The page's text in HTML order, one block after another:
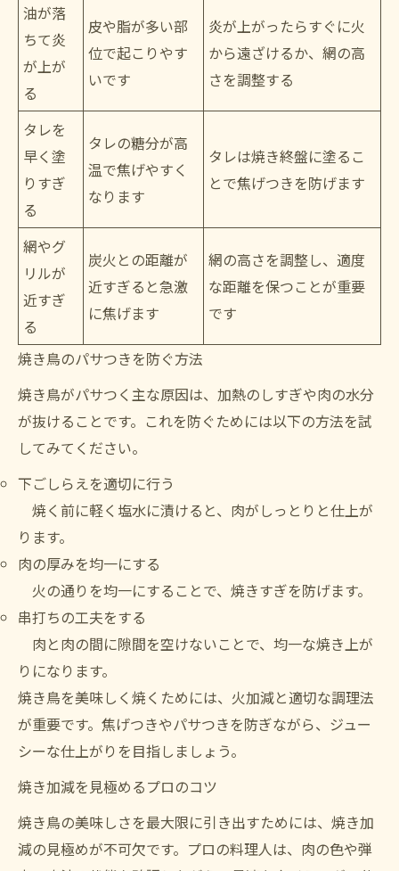
油が落
ちて炎
が上が
る
皮や脂が多い部
位で起こりやす
いです
炎が上がったらすぐに火
から遠ざけるか、網の高
さを調整する
タレを
早く塗
りすぎ
る
タレの糖分が高
温で焦げやすく
なります
タレは焼き終盤に塗るこ
とで焦げつきを防げます
網やグ
リルが
近すぎ
る
炭火との距離が
近すぎると急激
に焦げます
網の高さを調整し、適度
な距離を保つことが重要
です
焼き鳥のパサつきを防ぐ方法
焼き鳥がパサつく主な原因は、加熱のしすぎや肉の水分
が抜けることです。これを防ぐためには以下の方法を試
してみてください。
下ごしらえを適切に行う
焼く前に軽く塩水に漬けると、肉がしっとりと仕上が
ります。
肉の厚みを均一にする
火の通りを均一にすることで、焼きすぎを防げます。
串打ちの工夫をする
肉と肉の間に隙間を空けないことで、均一な焼き上が
りになります。
焼き鳥を美味しく焼くためには、火加減と適切な調理法
が重要です。焦げつきやパサつきを防ぎながら、ジュー
シーな仕上がりを目指しましょう。
焼き加減を見極めるプロのコツ
焼き鳥の美味しさを最大限に引き出すためには、焼き加
減の見極めが不可欠です。プロの料理人は、肉の色や弾